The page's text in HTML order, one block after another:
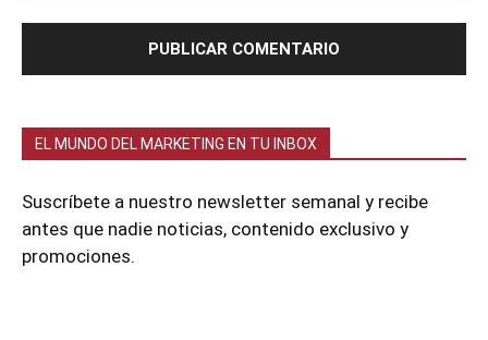
EL MUNDO DEL MARKETING EN TU INBOX
Suscríbete a nuestro newsletter semanal y recibe
antes que nadie noticias, contenido exclusivo y
promociones.